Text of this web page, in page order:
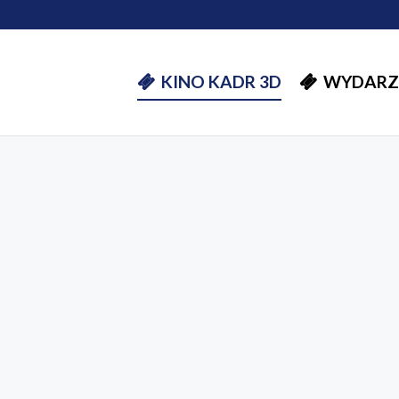
KINO KADR 3D